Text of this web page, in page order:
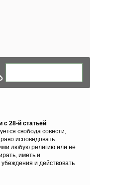
с 28-й статьей
свобода совести,
исповедовать
любую религию или не
иметь и
и действовать